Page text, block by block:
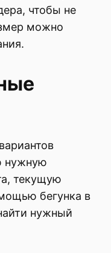
чтобы не
можно
нужную
текущую
бегунка в
нужный